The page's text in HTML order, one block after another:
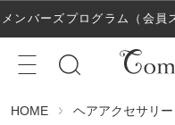
メンバーズプログラム（会員
HOME ヘアアクセサリー